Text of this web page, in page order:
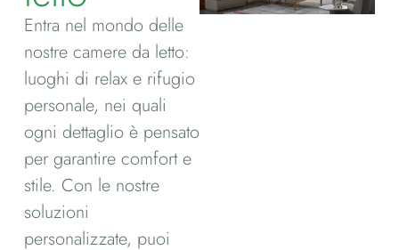
Entra nel mondo delle
nostre camere da letto:
luoghi di relax e rifugio
personale, nei quali
ogni dettaglio è pensato
per garantire comfort e
stile. Con le nostre
soluzioni
personalizzate, puoi